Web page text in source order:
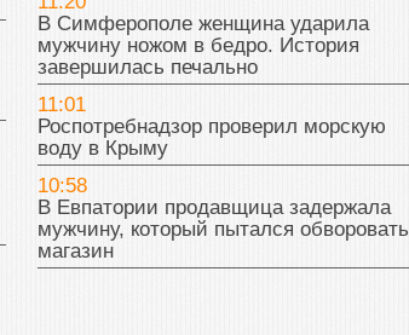
В Симферополе женщина ударила
мужчину ножом в бедро. История
завершилась печально
11:01
Роспотребнадзор проверил морскую
воду в Крыму
10:58
В Евпатории продавщица задержала
мужчину, который пытался обворовать
магазин